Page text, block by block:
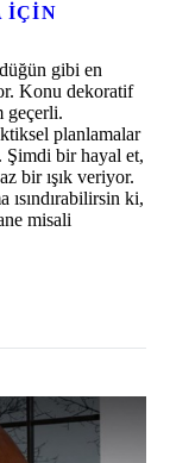
IÇIN
gibi en
Konu dekoratif
geçerli.
planlamalar
Şimdi bir hayal et,
bir ışık veriyor.
ısındırabilirsin ki,
misali